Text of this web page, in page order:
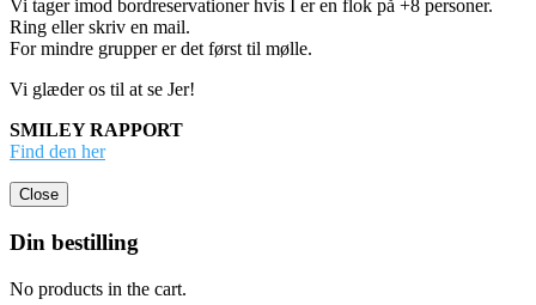
Vi tager imod bordreservationer hvis I er en flok på +8 personer.
Ring eller skriv en mail.
For mindre grupper er det først til mølle.
Vi glæder os til at se Jer!
SMILEY RAPPORT
Find den her
Close
Din bestilling
No products in the cart.